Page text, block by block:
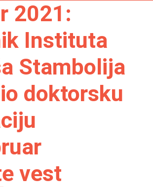
2021:
Instituta
Stambolija
doktorsku
vest